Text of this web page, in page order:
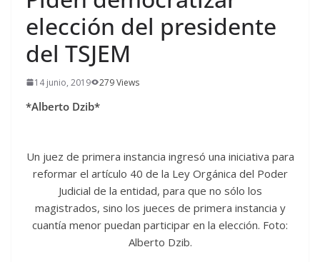
elección del presidente
del TSJEM
14 junio, 2019 279 Views
*Alberto Dzib*
Un juez de primera instancia ingresó una iniciativa para
reformar el artículo 40 de la Ley Orgánica del Poder
Judicial de la entidad, para que no sólo los
magistrados, sino los jueces de primera instancia y
cuantía menor puedan participar en la elección. Foto:
Alberto Dzib.